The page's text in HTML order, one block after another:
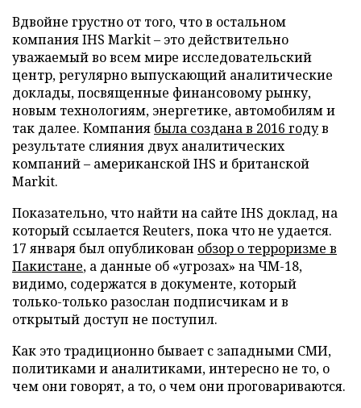
Вдвойне грустно от того, что в остальном
компания IHS Markit – это действительно
уважаемый во всем мире исследовательский
центр, регулярно выпускающий аналитические
доклады, посвященные финансовому рынку,
новым технологиям, энергетике, автомобилям и
так далее. Компания была создана в 2016 годув
результате слияния двух аналитических
компаний – американской IHS и британской
Markit.
Показательно, что найти на сайте IHS доклад, на
который ссылается Reuters, пока что не удается.
17 января был опубликован обзор о терроризме в
Пакистане, а данные об «угрозах» на ЧМ-18,
видимо, содержатся в документе, который
только-только разослан подписчикам и в
открытый доступ не поступил.
Как это традиционно бывает с западными СМИ,
политиками и аналитиками, интересно не то, о
чем они говорят, а то, о чем они проговариваются.